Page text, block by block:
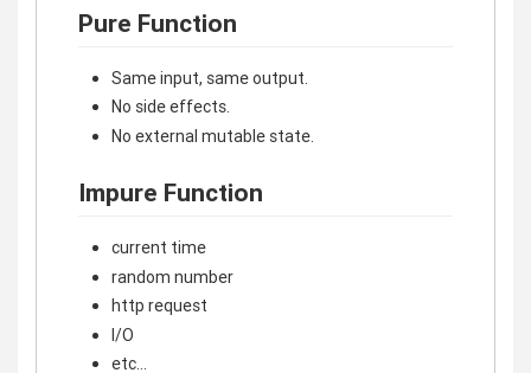
Pure Function
Same input, same output.
No side effects.
No external mutable state.
Impure Function
current time
random number
http request
I/O
etc...